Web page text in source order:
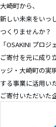
大崎町から、
新しい未来をいっ
つくりませんか？
「OSAKINI プロ
ご寄付を元に成り
ッジ・大崎町の実
する事業に活用い
ご寄付いただいた